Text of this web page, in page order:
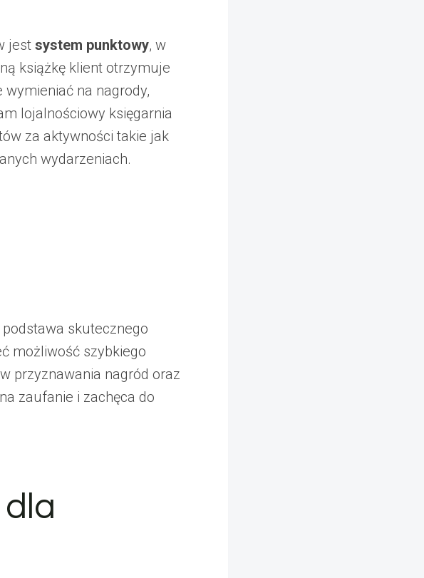
jest system punktowy, w
książkę klient otrzymuje
na nagrody,
lojalnościowy księgarnia
za aktywności takie jak
wydarzeniach.
skutecznego
możliwość szybkiego
przyznawania nagród oraz
zaufanie i zachęca do